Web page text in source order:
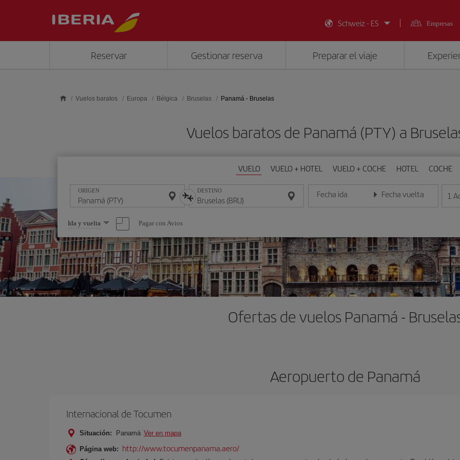
Schweiz - ES
Empresas
Reservar Gestionar reserva Preparar el viaje
Vuelos baratos Europa Bélgica Bruselas Panamá - Bruselas
Vuelos baratos de Panamá (PTY) a
VUELO VUELO + HOTEL VUELO + COCHE HOTEL COCHE
ORIGEN DESTINO Fecha ida
Introduce la fecha en formato día/mes/año
Fecha vuelta
Introduce la fecha en 1
Seleccione
una
opción
Ida y vuelta Pagar con Avios
Ofertas de vuelos Panamá -
Aeropuerto de Panamá
Internacional de Tocumen
Situación: Panamá Ver en mapa
Página web: http://www.tocumenpanama.aero/